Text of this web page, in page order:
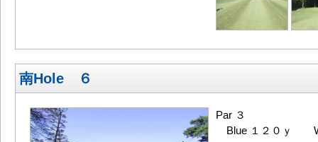
南Hole ６
Par ３
Blue １２０ｙ